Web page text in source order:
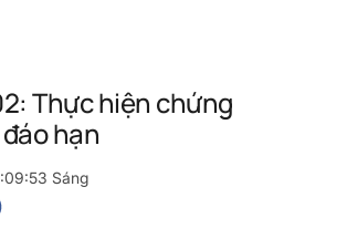
Thực hiện chứng
hạn
Sáng